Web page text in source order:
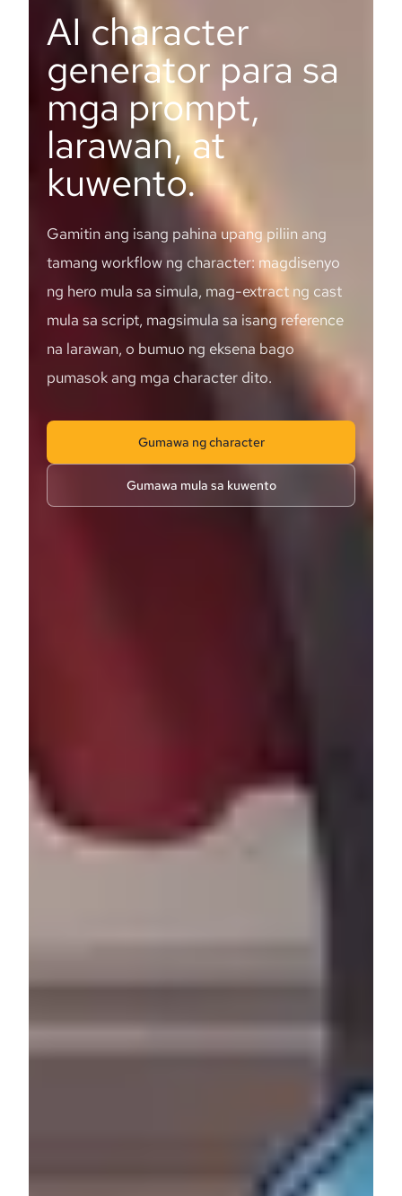
AI character
generator para sa
mga prompt,
larawan, at
kuwento.
Gamitin ang isang pahina upang piliin ang
tamang workflow ng character: magdisenyo
ng hero mula sa simula, mag-extract ng cast
mula sa script, magsimula sa isang reference
na larawan, o bumuo ng eksena bago
pumasok ang mga character dito.
Gumawa ng character
Gumawa mula sa kuwento